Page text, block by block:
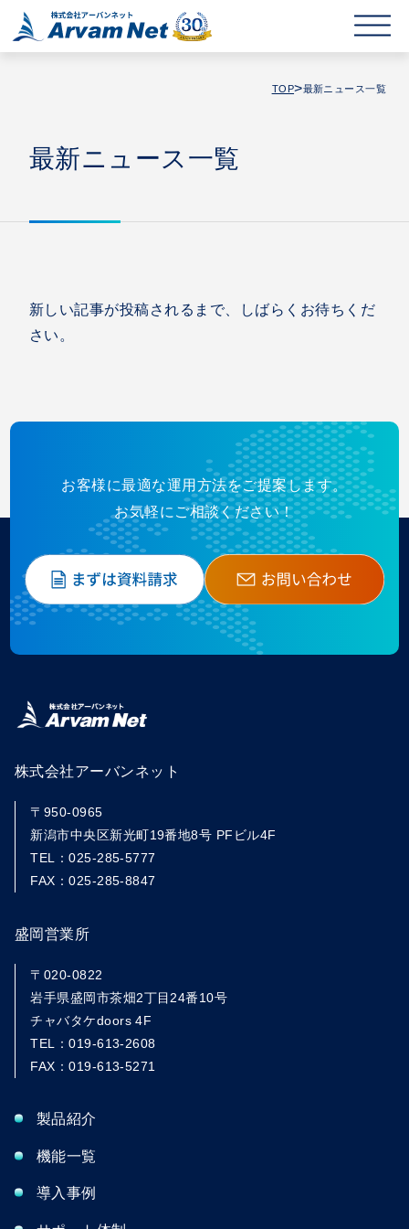
TOP>最新ニュース一覧
最新ニュース一覧
新しい記事が投稿されるまで、しばらくお待ちくだ
さい。
お客様に最適な運用方法をご提案します。
お気軽にご相談ください！
株式会社アーバンネット
〒950-0965
新潟市中央区新光町19番地8号 PFビル4F
TEL：025-285-5777
FAX：025-285-8847
盛岡営業所
〒020-0822
岩手県盛岡市茶畑2丁目24番10号
チャバタケdoors 4F
TEL：019-613-2608
FAX：019-613-5271
製品紹介
機能一覧
導入事例